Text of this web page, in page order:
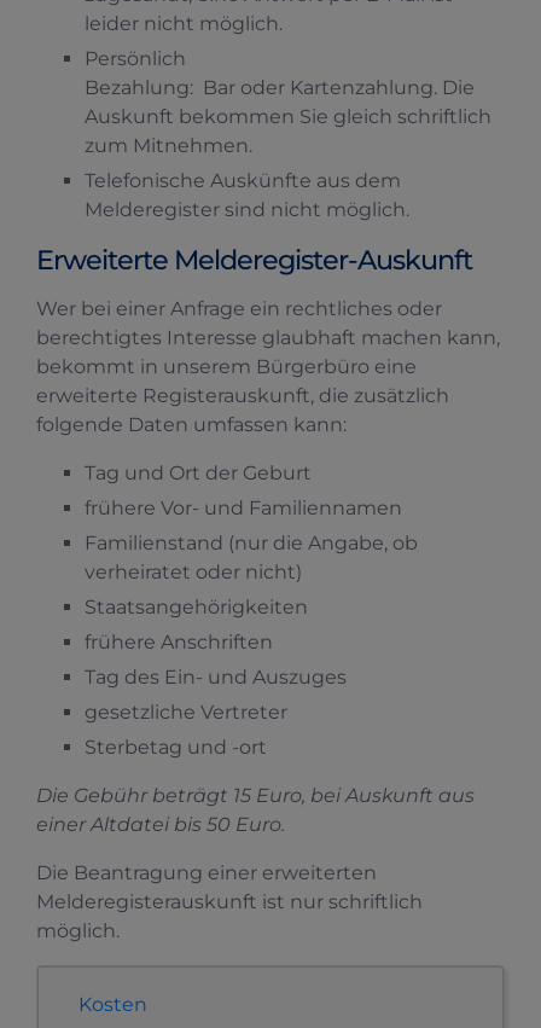
leider nicht möglich.
Persönlich
Bezahlung: Bar oder Kartenzahlung. Die
Auskunft bekommen Sie gleich schriftlich
zum Mitnehmen.
Telefonische Auskünfte aus dem
Melderegister sind nicht möglich.
Erweiterte Melderegister-Auskunft
Wer bei einer Anfrage ein rechtliches oder
berechtigtes Interesse glaubhaft machen kann,
bekommt in unserem Bürgerbüro eine
erweiterte Registerauskunft, die zusätzlich
folgende Daten umfassen kann:
Tag und Ort der Geburt
frühere Vor- und Familiennamen
Familienstand (nur die Angabe, ob
verheiratet oder nicht)
Staatsangehörigkeiten
frühere Anschriften
Tag des Ein- und Auszuges
gesetzliche Vertreter
Sterbetag und -ort
Die Gebühr beträgt 15 Euro, bei Auskunft aus
einer Altdatei bis 50 Euro.
Die Beantragung einer erweiterten
Melderegisterauskunft ist nur schriftlich
möglich.
Kosten